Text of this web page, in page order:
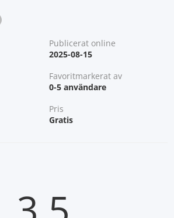
Publicerat online
2025-08-15
Favoritmarkerat av
0-5 användare
Pris
Gratis